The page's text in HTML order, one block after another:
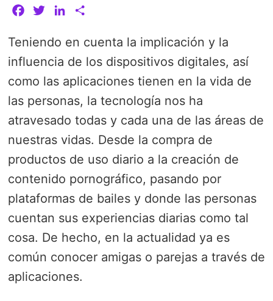
c
e
o
k
i
t
e
r
n
k
d
I
n
m
p
t
i
r
Teniendo en cuenta la implicación y la
influencia de los dispositivos digitales, así
como las aplicaciones tienen en la vida de
las personas, la tecnología nos ha
atravesado todas y cada una de las áreas de
nuestras vidas. Desde la compra de
productos de uso diario a la creación de
contenido pornográfico, pasando por
plataformas de bailes y donde las personas
cuentan sus experiencias diarias como tal
cosa. De hecho, en la actualidad ya es
común conocer amigas o parejas a través de
aplicaciones.